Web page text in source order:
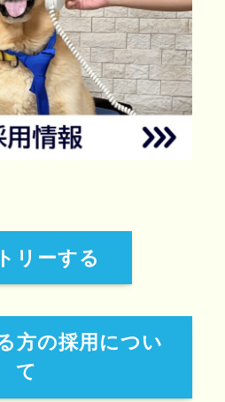
リーする
方の採用につい
て